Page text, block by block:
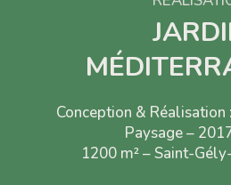
Conception &
Paysage –
1200 m²–Saint-